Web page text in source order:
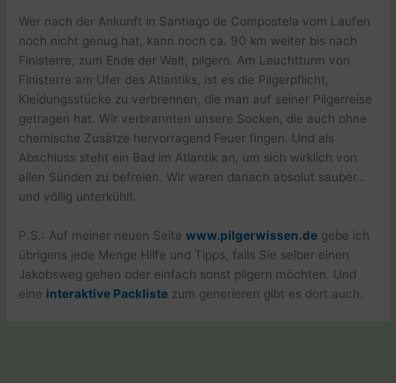
Wer nach der Ankunft in Santiago de Compostela vom Laufen
noch nicht genug hat, kann noch ca. 90 km weiter bis nach
Finisterre, zum Ende der Welt, pilgern. Am Leuchtturm von
Finisterre am Ufer des Atlantiks, ist es die Pilgerpflicht,
Kleidungsstücke zu verbrennen, die man auf seiner Pilgerreise
getragen hat. Wir verbrannten unsere Socken, die auch ohne
chemische Zusätze hervorragend Feuer fingen. Und als
Abschluss steht ein Bad im Atlantik an, um sich wirklich von
allen Sünden zu befreien. Wir waren danach absolut sauber…
und völlig unterkühlt.
P.S.: Auf meiner neuen Seitewww.pilgerwissen.de gebe ich
übrigens jede Menge Hilfe und Tipps, falls Sie selber einen
Jakobsweg gehen oder einfach sonst pilgern möchten. Und
eine interaktive Packliste zum generieren gibt es dort auch.